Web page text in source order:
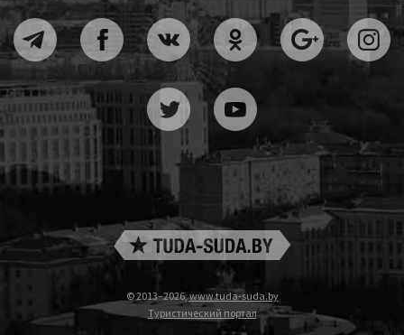
© 2013–2026,www.tuda-suda.by
Туристический портал